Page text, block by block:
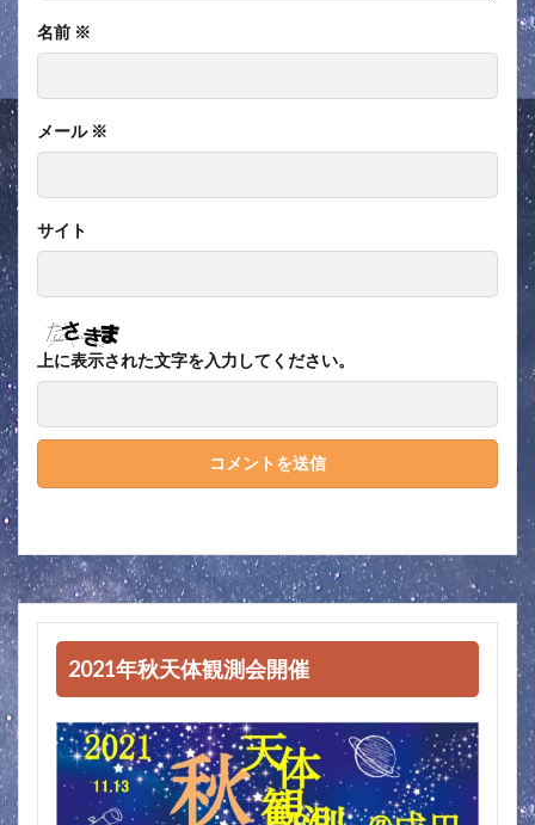
名前 ※
メール ※
サイト
上に表示された文字を入力してください。
2021年秋天体観測会開催